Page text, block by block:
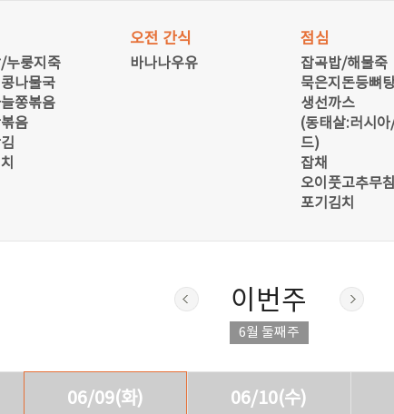
누룽지죽
나물국
쫑볶음
음
오전 간식
바나나우유
점심
잡곡밥/해물죽
묵은지돈등뼈
생선까스
(동태살:러시
드)
잡채
오이풋고추무침
포기김치
이번주
6월 둘째주
06/09(화) 06/10(수)